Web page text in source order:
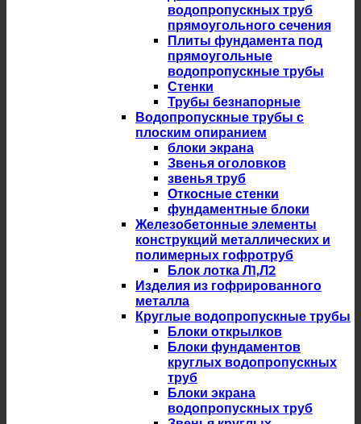
водопропускных труб
прямоугольного сечения
Плиты фундамента под
прямоугольные
водопропускные трубы
Стенки
Трубы безнапорные
Водопропускные трубы с
плоским опиранием
блоки экрана
Звенья оголовков
звенья труб
Откосные стенки
фундаментные блоки
Железобетонные элементы
конструкций металлических и
полимерных гофротруб
Блок лотка Л1,Л2
Изделия из гофрированного
металла
Круглые водопропускные трубы
Блоки открылков
Блоки фундаментов
круглых водопропускных
труб
Блоки экрана
водопропускных труб